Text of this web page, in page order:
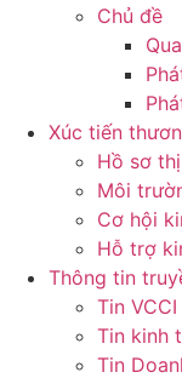
Chủ đề
Xúc tiến
Hồ sơ
Môi
Cơ hội
Hỗ trợ
Thông tin
Tin VCCI
Tin kinh
Tin